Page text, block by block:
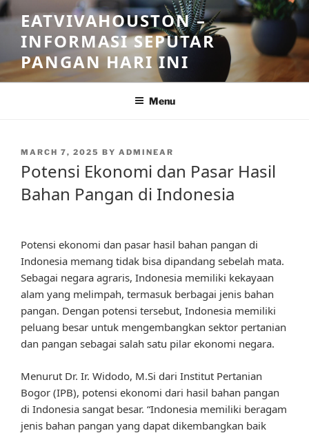
Skip
to
content
EATVIVAHOUSTON –
INFORMASI SEPUTAR
PANGAN HARI INI
Menu
POSTED
MARCH 7, 2025 BY ADMINEAR
Potensi Ekonomi dan Pasar Hasil
Bahan Pangan di Indonesia
Potensi ekonomi dan pasar hasil bahan pangan di
Indonesia memang tidak bisa dipandang sebelah mata.
Sebagai negara agraris, Indonesia memiliki kekayaan
alam yang melimpah, termasuk berbagai jenis bahan
pangan. Dengan potensi tersebut, Indonesia memiliki
peluang besar untuk mengembangkan sektor pertanian
dan pangan sebagai salah satu pilar ekonomi negara.
Menurut Dr. Ir. Widodo, M.Si dari Institut Pertanian
Bogor (IPB), potensi ekonomi dari hasil bahan pangan
di Indonesia sangat besar. “Indonesia memiliki beragam
jenis bahan pangan yang dapat dikembangkan baik